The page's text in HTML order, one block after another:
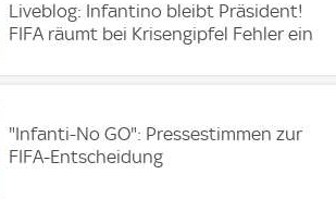
Liveblog: Infantino bleibt Präsident!
FIFA räumt bei Krisengipfel Fehler ein
"Infanti-No GO": Pressestimmen zur
FIFA-Entscheidung